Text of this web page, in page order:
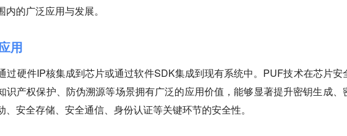
的广泛应用与发展。
用
过硬件IP核集成到芯片或通过软件SDK集成到现有系统中。PUF技术在芯片安
识产权保护、防伪溯源等场景拥有广泛的应用价值，能够显著提升密钥生成、
、安全存储、安全通信、身份认证等关键环节的安全性。